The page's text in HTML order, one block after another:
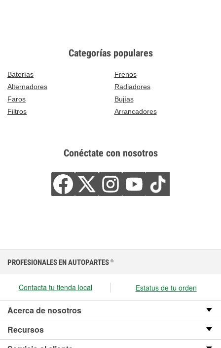
Categorías populares
Baterías
Frenos
Alternadores
Radiadores
Faros
Bujías
Filtros
Arrancadores
Conéctate con nosotros
PROFESIONALES EN AUTOPARTES ®
Contacta tu tienda local Estatus de tu orden
Acerca de nosotros
Recursos